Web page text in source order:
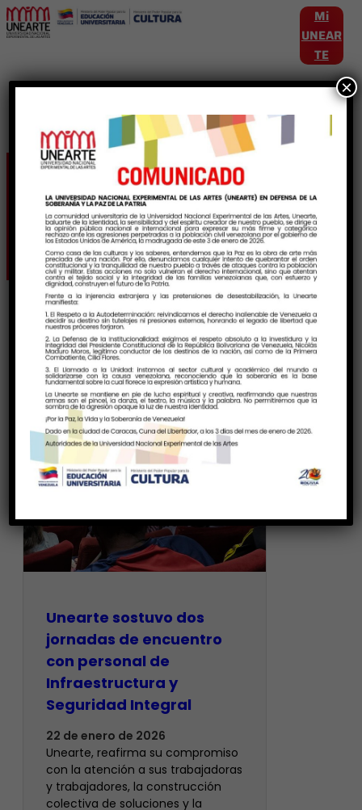
Mi
UNEAR
TE
Etiqueta:
AgresionImperialista
Unearte sostuvo dos
jornadas de encuentro
con personal de
Infraestructura y
Seguridad Integral
22 de enero de 2026
Unearte, reafirma su compromiso
con la atención a sus trabajadoras
y trabajadores, la construcción
colectiva de soluciones y la
×